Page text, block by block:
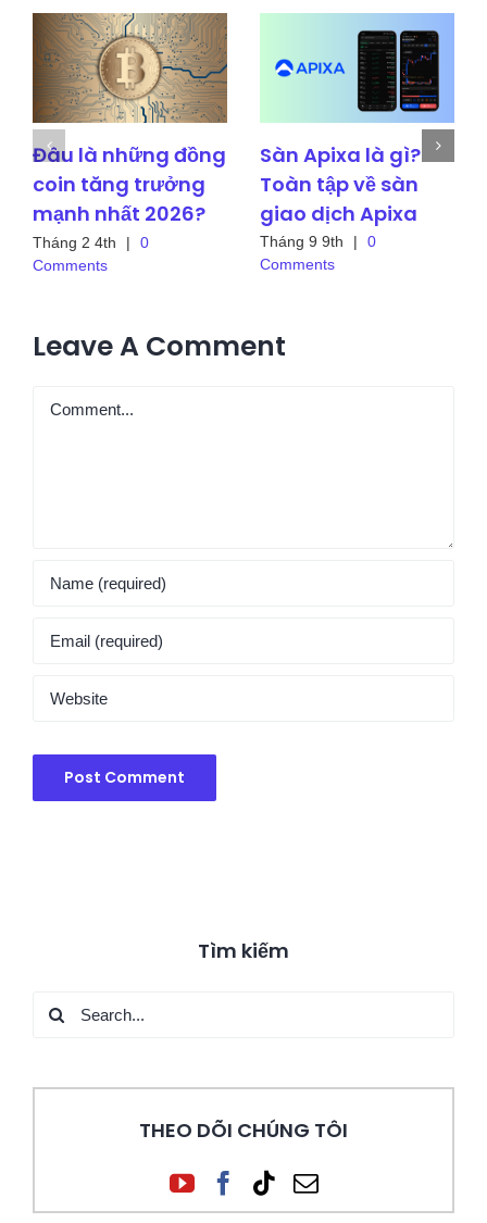
Đâu là những đồng
coin tăng trưởng
mạnh nhất 2026?
Tháng 2 4th |
0
Comments
Sàn Apixa là gì?
Toàn tập về sàn
giao dịch Apixa
Tháng 9 9th |
0
Comments
Leave A Comment
Comment
Tìm kiếm
Search
THEO DÕI CHÚNG TÔI